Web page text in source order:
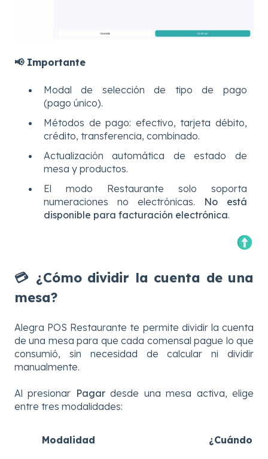
📢 Importante
Modal de selección de tipo de pago
(pago único).
Métodos de pago: efectivo, tarjeta débito,
crédito, transferencia, combinado.
Actualización automática de estado de
mesa y productos.
El modo Restaurante solo soporta
numeraciones no electrónicas.
No está
disponible para facturación electrónica.
💳 ¿Cómo dividir la cuenta de una
mesa?
Alegra POS Restaurante te permite dividir la cuenta
de una mesa para que cada comensal pague lo que
consumió, sin necesidad de calcular ni dividir
manualmente.
Al presionar Pagardesde una mesa activa, elige
entre tres modalidades:
Modalidad ¿Cuándo